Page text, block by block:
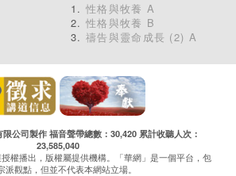
性格與牧養 A
性格與牧養 B
禱告與靈命成長 (2) A
公司製作 福音聲帶總數：30,420 累計收聽人次：
23,585,040
權播出，版權屬提供機構。「華網」是一個平台，包
派觀點，但並不代表本網站立場。